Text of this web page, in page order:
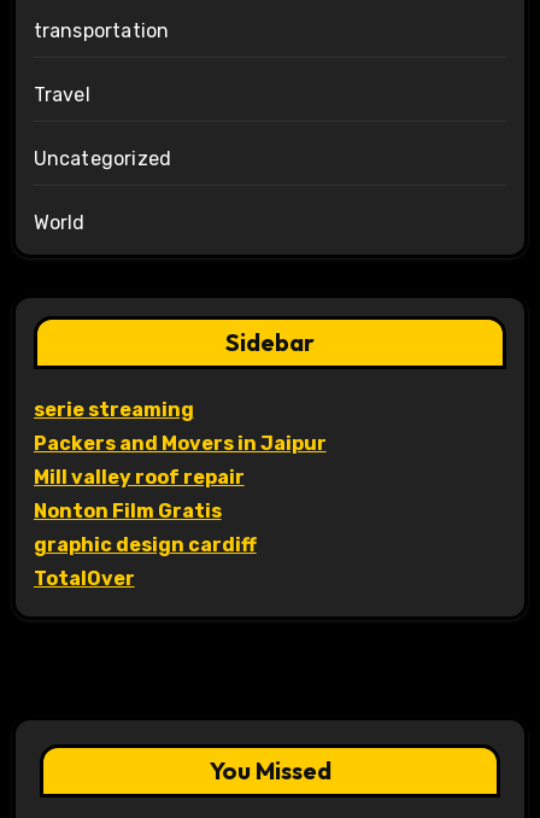
transportation
Travel
Uncategorized
World
Sidebar
serie streaming
Packers and Movers in Jaipur
Mill valley roof repair
Nonton Film Gratis
graphic design cardiff
TotalOver
You Missed